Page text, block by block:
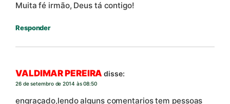
Muita fé irmão, Deus tá contigo!
Responder
VALDIMAR PEREIRA disse:
26 de setembro de 2014 às 08:50
engraçado,lendo alguns comentarios tem pessoas